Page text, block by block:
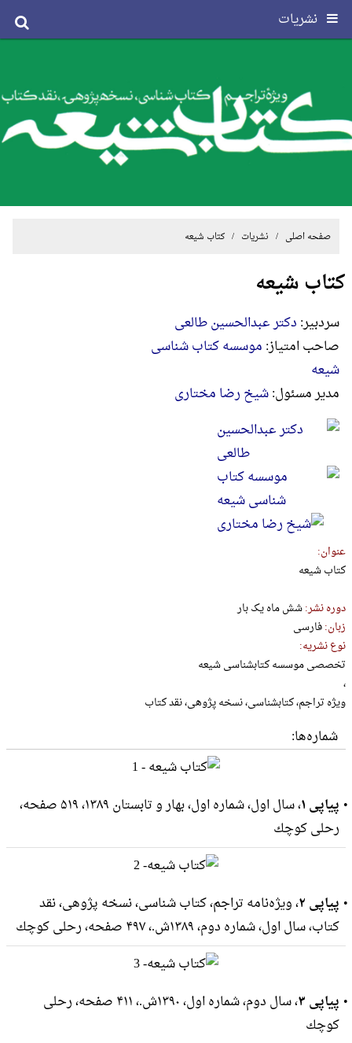
نشریات
صفحه اصلی / نشریات / کتاب شیعه
کتاب شیعه
سردبير: دکتر عبدالحسین طالعی
صاحب امتیاز: موسسه کتاب شناسی
شیعه
مدير مسئول:شیخ رضا مختاری
عنوان:
کتاب شیعه
دوره نشر:شش ماه یک بار
زبان:فارسی
نوع نشریه:
تخصصی موسسه کتابشناسی شیعه
،
ویژه تراجم، کتابشناسی، نسخه پژوهی، نقد کتاب
شماره‌ها:
پیاپی ۱
، سال اول، شماره اول، بهار و تابستان ۱۳۸۹، ۵۱۹ صفحه،
رحلى كوچك
پیاپی ۲ ، ویژه‌نامه تراجم، کتاب شناسی، نسخه پژوهی، نقد
کتاب، سال اول، شماره دوم، ۱۳۸۹ش.، ۴۹۷ صفحه، رحلى كوچك
پیاپی ۳
، سال دوم، شماره اول، ۱۳۹۰ش.، ۴۱۱ صفحه، رحلى
كوچك